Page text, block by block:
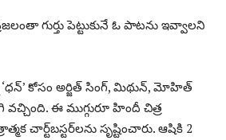
గుర్తు పెట్టుకునే ఓ పాటను ఇవ్వాలని
కోసం అర్జిత్ సింగ్, మిథున్, మోహిత్
ఈ ముగ్గురూ హిందీ చిత్ర
చార్ట్‌బస్టర్‌లను సృష్టించారు. ఆషికి 2